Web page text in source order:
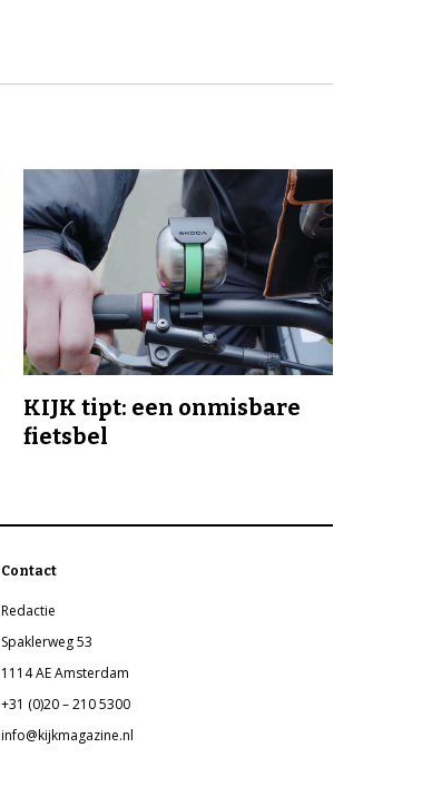
KIJK tipt: een onmisbare
fietsbel
Contact
Redactie
Spaklerweg 53
1114 AE Amsterdam
+31 (0)20 – 210 5300
info@kijkmagazine.nl